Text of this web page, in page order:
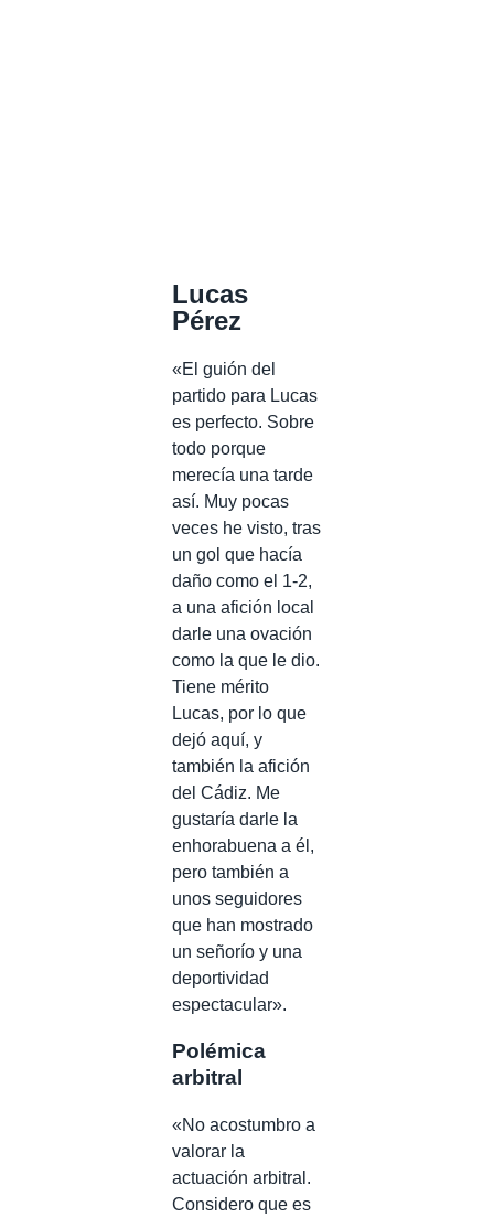
Lucas
Pérez
«El guión del
partido para Lucas
es perfecto. Sobre
todo porque
merecía una tarde
así. Muy pocas
veces he visto, tras
un gol que hacía
daño como el 1-2,
a una afición local
darle una ovación
como la que le dio.
Tiene mérito
Lucas, por lo que
dejó aquí, y
también la afición
del Cádiz. Me
gustaría darle la
enhorabuena a él,
pero también a
unos seguidores
que han mostrado
un señorío y una
deportividad
espectacular».
Polémica
arbitral
«No acostumbro a
valorar la
actuación arbitral.
Considero que es